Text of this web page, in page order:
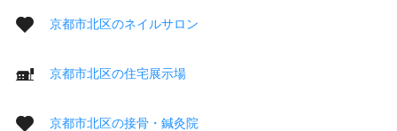
京都市北区のネイルサロン
京都市北区の住宅展示場
京都市北区の接骨・鍼灸院